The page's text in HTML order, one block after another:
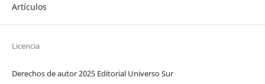
Artículos
Licencia
Derechos de autor 2025 Editorial Universo Sur